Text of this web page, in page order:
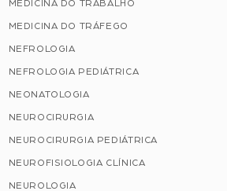
MEDICINA DO TRABALHO
MEDICINA DO TRÁFEGO
NEFROLOGIA
NEFROLOGIA PEDIÁTRICA
NEONATOLOGIA
NEUROCIRURGIA
NEUROCIRURGIA PEDIÁTRICA
NEUROFISIOLOGIA CLÍNICA
NEUROLOGIA